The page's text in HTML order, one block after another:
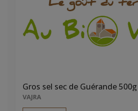
Gros sel sec de Guérande 500g
VAJRA